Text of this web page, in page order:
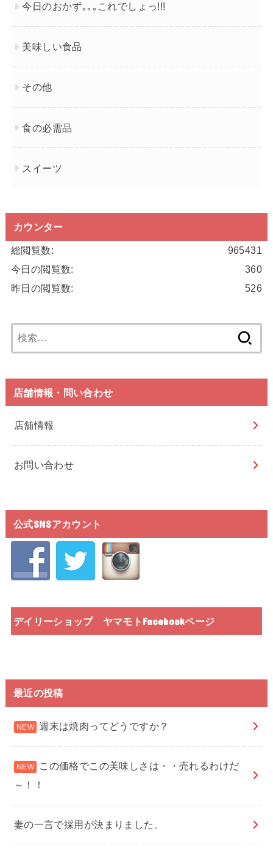
今日のおかず｡｡｡これでしょっ!!!
美味しい食品
その他
食の必需品
スイーツ
カウンター
965431
総閲覧数:
360
今日の閲覧数:
526
昨日の閲覧数:
索:
店舗情報・問い合わせ
店舗情報
お問い合わせ
公式SNSアカウント
デイリーショップ ヤマモトFacebookページ
最近の投稿
週末は焼肉ってどうですか？
この価格でこの美味しさは・・売れるわけだ
～！！
妻の一言で採用が決まりました。